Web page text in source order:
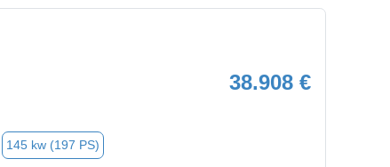
38.908 €
145 kw (197 PS)